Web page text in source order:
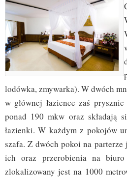
lodówka, zmywarka). W dwóch
w głównej łazience zaś
ponad 190 mkw oraz składają
łazienki. W każdym z pokojów
szafa. Z dwóch pokoi na
ich oraz przerobienia na biuro
zlokalizowany jest na 1000